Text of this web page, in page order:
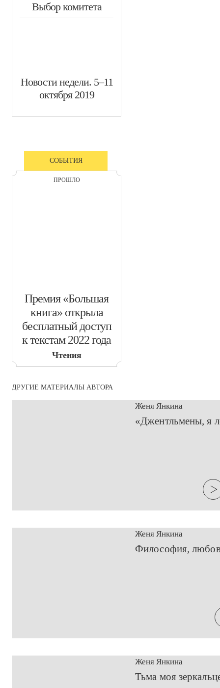
​Выбор комитета
​Новости недели. 5–11
октября 2019
СОБЫТИЯ
ПРОШЛО
​Премия «Большая
книга» открыла
бесплатный доступ
к текстам 2022 года
Чтения
ДРУГИЕ МАТЕРИАЛЫ АВТОРА
Женя Янкина
​«Джентльмены, я
Женя Янкина
​Философия,
Женя Янкина
​Тьма моя